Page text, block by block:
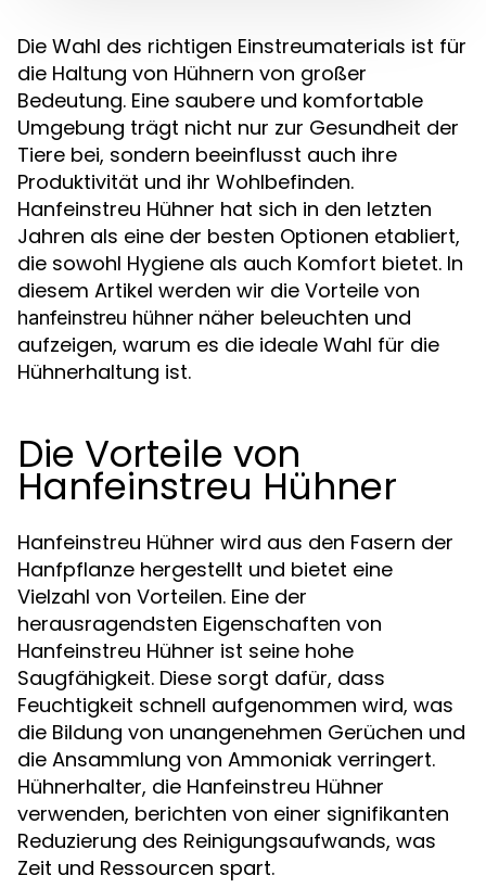
Die Wahl des richtigen Einstreumaterials ist für
die Haltung von Hühnern von großer
Bedeutung. Eine saubere und komfortable
Umgebung trägt nicht nur zur Gesundheit der
Tiere bei, sondern beeinflusst auch ihre
Produktivität und ihr Wohlbefinden.
Hanfeinstreu Hühner hat sich in den letzten
Jahren als eine der besten Optionen etabliert,
die sowohl Hygiene als auch Komfort bietet. In
diesem Artikel werden wir die Vorteile von
hanfeinstreu hühner näher beleuchten und
aufzeigen, warum es die ideale Wahl für die
Hühnerhaltung ist.
Die Vorteile von
Hanfeinstreu Hühner
Hanfeinstreu Hühner wird aus den Fasern der
Hanfpflanze hergestellt und bietet eine
Vielzahl von Vorteilen. Eine der
herausragendsten Eigenschaften von
Hanfeinstreu Hühner ist seine hohe
Saugfähigkeit. Diese sorgt dafür, dass
Feuchtigkeit schnell aufgenommen wird, was
die Bildung von unangenehmen Gerüchen und
die Ansammlung von Ammoniak verringert.
Hühnerhalter, die Hanfeinstreu Hühner
verwenden, berichten von einer signifikanten
Reduzierung des Reinigungsaufwands, was
Zeit und Ressourcen spart.